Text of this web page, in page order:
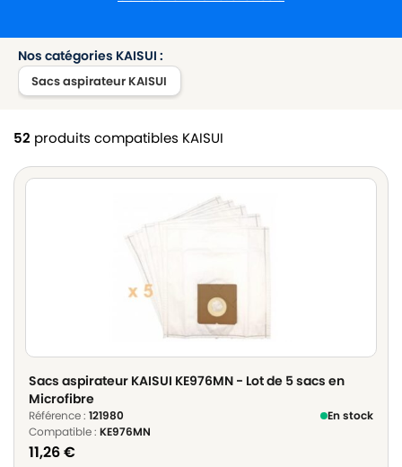
Nos catégories KAISUI :
Sacs aspirateur KAISUI
52 produits compatibles KAISUI
Sacs aspirateur KAISUI KE976MN - Lot de 5 sacs en
Microfibre
Référence : 121980
En stock
Compatible : KE976MN
11,26€